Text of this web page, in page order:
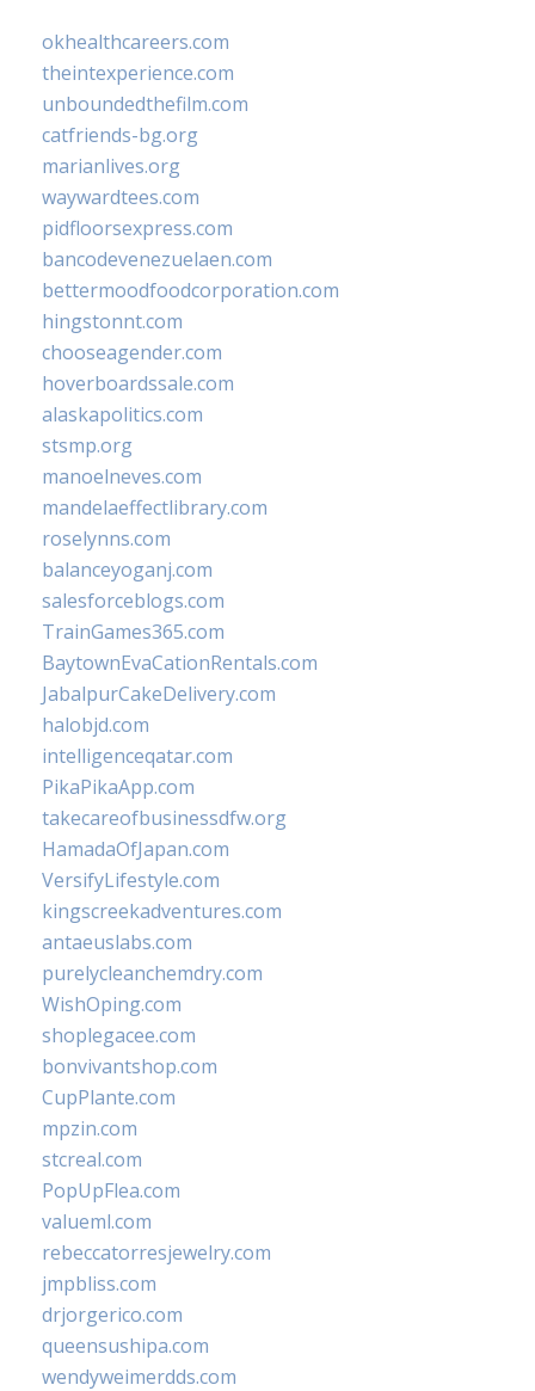
okhealthcareers.com
theintexperience.com
unboundedthefilm.com
catfriends-bg.org
marianlives.org
waywardtees.com
pidfloorsexpress.com
bancodevenezuelaen.com
bettermoodfoodcorporation.com
hingstonnt.com
chooseagender.com
hoverboardssale.com
alaskapolitics.com
stsmp.org
manoelneves.com
mandelaeffectlibrary.com
roselynns.com
balanceyoganj.com
salesforceblogs.com
TrainGames365.com
BaytownEvaCationRentals.com
JabalpurCakeDelivery.com
halobjd.com
intelligenceqatar.com
PikaPikaApp.com
takecareofbusinessdfw.org
HamadaOfJapan.com
VersifyLifestyle.com
kingscreekadventures.com
antaeuslabs.com
purelycleanchemdry.com
WishOping.com
shoplegacee.com
bonvivantshop.com
CupPlante.com
mpzin.com
stcreal.com
PopUpFlea.com
valueml.com
rebeccatorresjewelry.com
jmpbliss.com
drjorgerico.com
queensushipa.com
wendyweimerdds.com